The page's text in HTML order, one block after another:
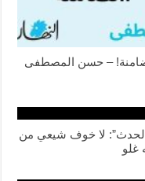
الضامنة! – حسن المصطفى
لا خوف شيعي من
غلو